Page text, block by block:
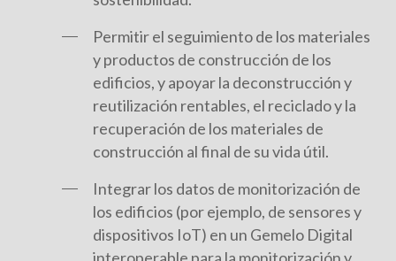
Permitir el seguimiento de los materiales
y productos de construcción de los
edificios, y apoyar la deconstrucción y
reutilización rentables, el reciclado y la
recuperación de los materiales de
construcción al final de su vida útil.
Integrar los datos de monitorización de
los edificios (por ejemplo, de sensores y
dispositivos IoT) en un Gemelo Digital